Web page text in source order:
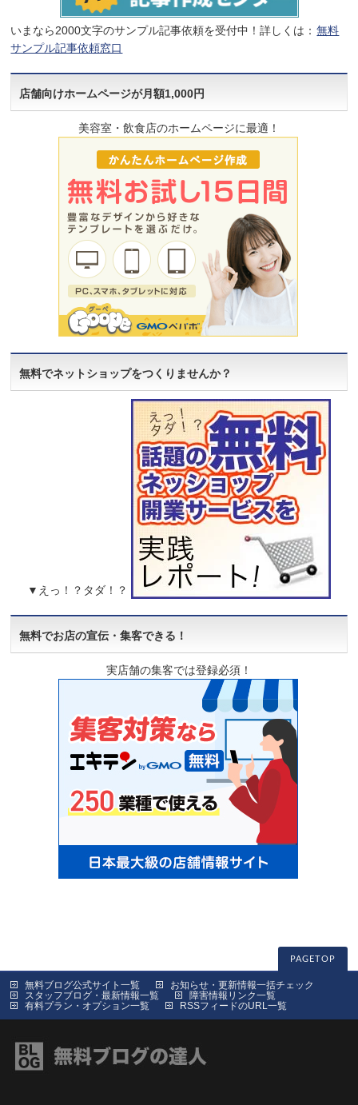
いまなら2000文字のサンプル記事依頼を受付中！詳しくは： 無料
サンプル記事依頼窓口
店舗向けホームページが月額1,000円
美容室・飲食店のホームページに最適！
無料でネットショップをつくりませんか？
▼えっ！？タダ！？
無料でお店の宣伝・集客できる！
実店舗の集客では登録必須！
PAGETOP
無料ブログ公式サイト一覧
お知らせ・更新情報一括チェック
スタッフブログ・最新情報一覧
障害情報リンク一覧
有料プラン・オプション一覧
RSSフィードのURL一覧